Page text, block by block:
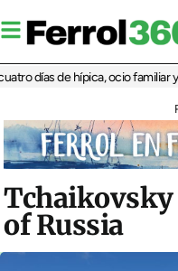
de hípica, ocio familiar y
of Russia